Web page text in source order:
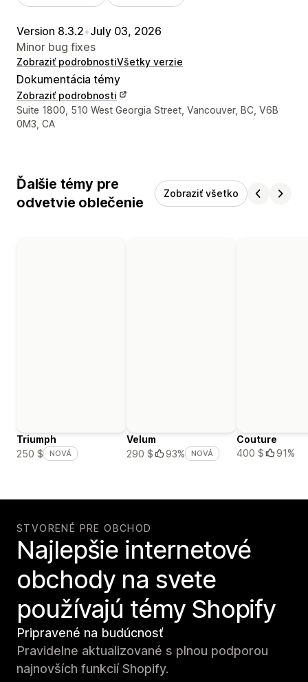
Version 8.3.2•July 03, 2026
Minor bug fixes
Zobraziť podrobnostiVšetky verzie
Dokumentácia témy
Zobraziť podrobnosti
Kontaktné údaje vývojára
Suite 1800, 510 West Georgia Street, Vancouver, BC, V6B
0M3, CA
Ďalšie témy pre
odvetvie oblečenie
Zobraziť všetko
Triumph
250 $
NOVÁ
Velum
290 $
93% NOVÁ
Couture
400 $
91%
STVORENÉ PRE OBCHOD
Najlepšie internetové
obchody na svete
používajú témy Shopify
Pripravené na budúcnosť
Pravidelne aktualizované s plnou podporou
najnovších funkcií Shopify.